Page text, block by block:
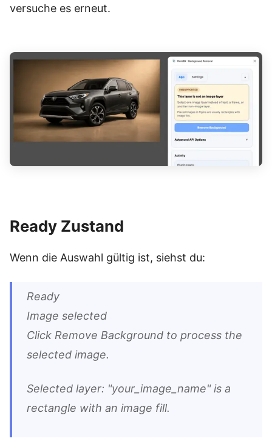
versuche es erneut.
Ready Zustand
Wenn die Auswahl gültig ist, siehst du:
Ready
Image selected
Click Remove Background to process the
selected image.
Selected layer: "your_image_name" is a
rectangle with an image fill.